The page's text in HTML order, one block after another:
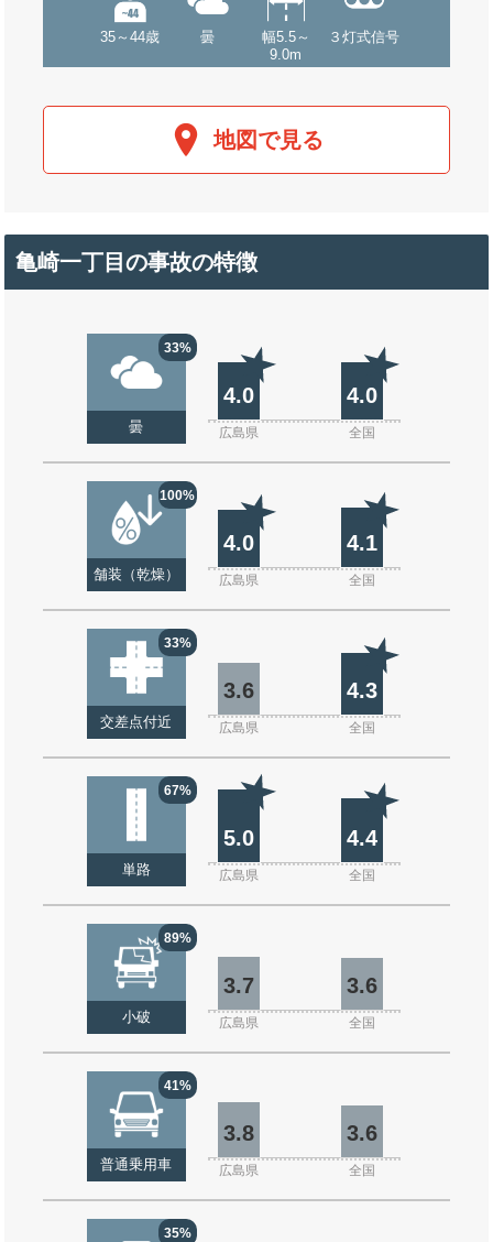
35～44歳 曇
幅5.5～
9.0m
３灯式信号
地図で見る
亀崎一丁目の事故の特徴
33%
曇
4.0 4.0
広島県 全国
100%
舗装（乾燥）
4.0 4.1
広島県 全国
33%
交差点付近
3.6 4.3
広島県 全国
67%
単路
5.0 4.4
広島県 全国
89%
小破
3.7 3.6
広島県 全国
41%
普通乗用車
3.8 3.6
広島県 全国
35%